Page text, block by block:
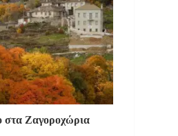
στα Ζαγοροχώρια